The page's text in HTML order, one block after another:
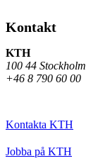
Kontakt
KTH
100 44 Stockholm
+46 8 790 60 00
Kontakta KTH
Jobba på KTH